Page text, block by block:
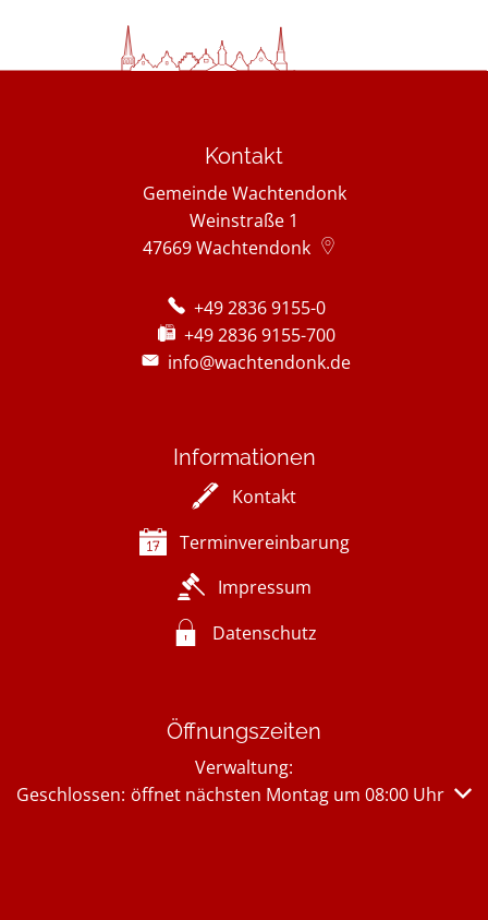
Kontakt
Gemeinde Wachtendonk
Weinstraße 1
47669Wachtendonk
+49 2836 9155-0
+49 2836 9155-700
info@wachtendonk.de
Informationen
Kontakt
Terminvereinbarung
Impressum
Datenschutz
Öffnungszeiten
Verwaltung:
Klicken, um weitere Öffnungs- oder Schließzeiten
Geschlossen: öffnet nächsten Montag um 08:00 Uhr